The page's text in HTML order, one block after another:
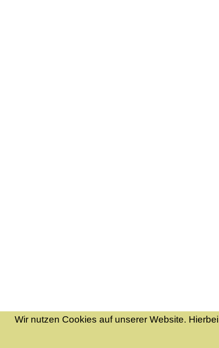
Wir nutzen Cookies auf unserer Website.